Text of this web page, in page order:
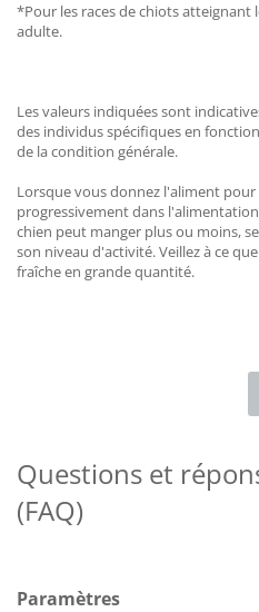
*Pour les races de chiots atteignant
adulte.
Les valeurs indiquées sont
des individus spécifiques en
de la condition générale.
Lorsque vous donnez l'aliment
progressivement dans
chien peut manger plus ou moins,
son niveau d'activité. Veillez à ce
fraîche en grande quantité.
Questions et
(FAQ)
Paramètres